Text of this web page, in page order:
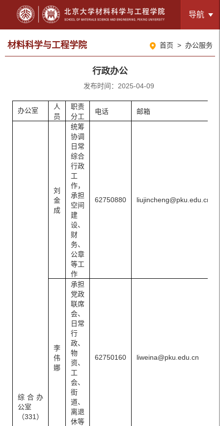
导航
材料科学与工程学院 首页 > 办公服务
行政办公
发布时间：2025-04-09
办公室
人
员
职责
分工
电话 邮箱
综合办
公室
（331）
刘
金
成
统筹
协调
日常
综合
行政
工
作，
承担
空间
建
设、
财
务、
公章
等工
作
62750880 liujincheng@pku.edu.cn
李
伟
娜
承担
党政
联席
会、
日常
行
政、
物
资、
工
会、
街
道、
离退
休等
62750160 liweina@pku.edu.cn